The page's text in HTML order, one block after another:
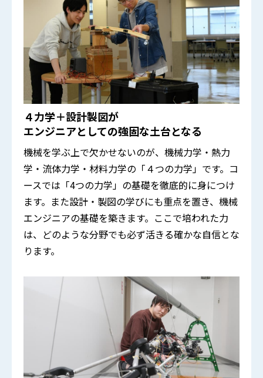
４力学＋設計製図が
エンジニアとしての強固な土台となる
機械を学ぶ上で欠かせないのが、機械力学・熱力
学・流体力学・材料力学の「４つの力学」です。コ
ースでは「4つの力学」の基礎を徹底的に身につけ
ます。また設計・製図の学びにも重点を置き、機械
エンジニアの基礎を築きます。ここで培われた力
は、どのような分野でも必ず活きる確かな自信とな
ります。